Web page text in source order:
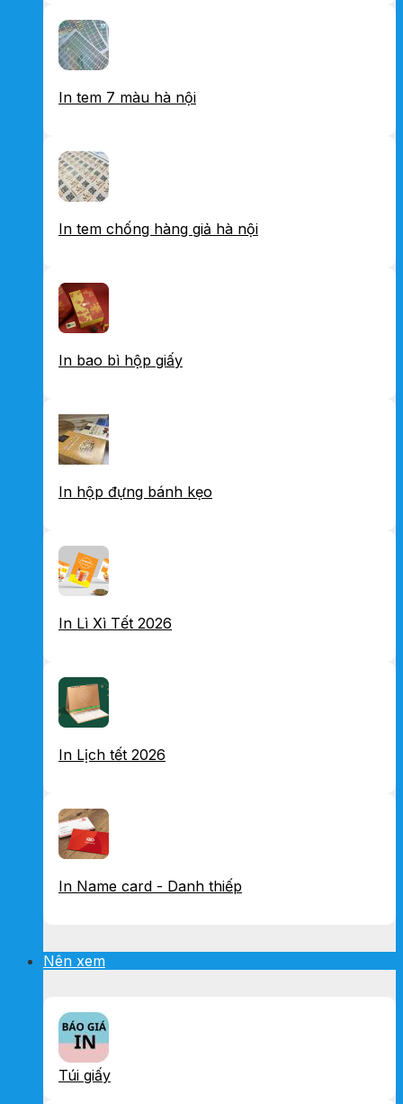
In tem 7 màu hà nội
In tem chống hàng giả hà nội
In bao bì hộp giấy
In hộp đựng bánh kẹo
In Lì Xì Tết 2026
In Lịch tết 2026
In Name card - Danh thiếp
Nên xem
Túi giấy